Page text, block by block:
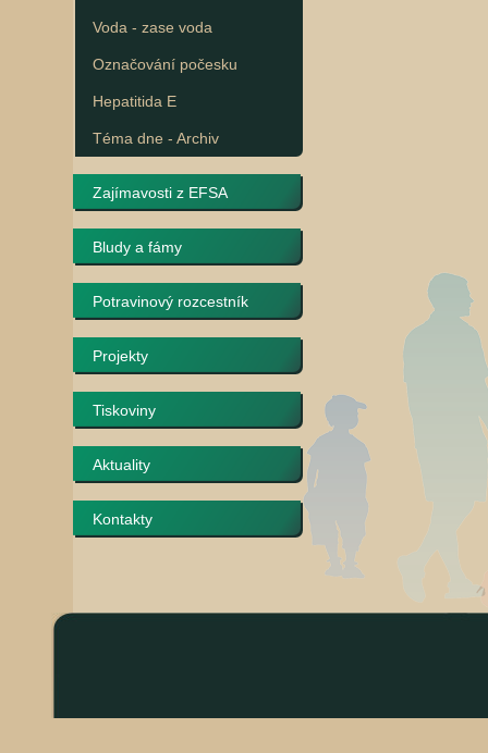
Voda - zase voda
Označování počesku
Hepatitida E
Téma dne - Archiv
Zajímavosti z EFSA
Bludy a fámy
Potravinový rozcestník
Projekty
Tiskoviny
Aktuality
Kontakty